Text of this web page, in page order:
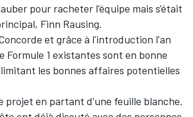
pour racheter l'équipe mais s'était
Finn Rausing.
et grâce à l'introduction l'an
1 existantes sont en bonne
les bonnes affaires potentielles
projet en partant d'une feuille blanche.